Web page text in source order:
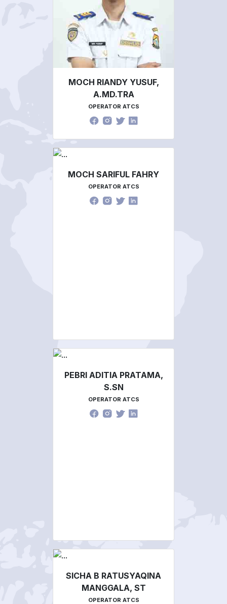
MOCH RIANDY YUSUF,
A.MD.TRA
OPERATOR ATCS
MOCH SARIFUL FAHRY
OPERATOR ATCS
PEBRI ADITIA PRATAMA,
S.SN
OPERATOR ATCS
SICHA B RATUSYAQINA
MANGGALA, ST
OPERATOR ATCS